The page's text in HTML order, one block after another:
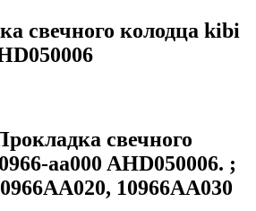
свечного колодца kibi
свечного
aa000 AHD050006. ;
10966AA030